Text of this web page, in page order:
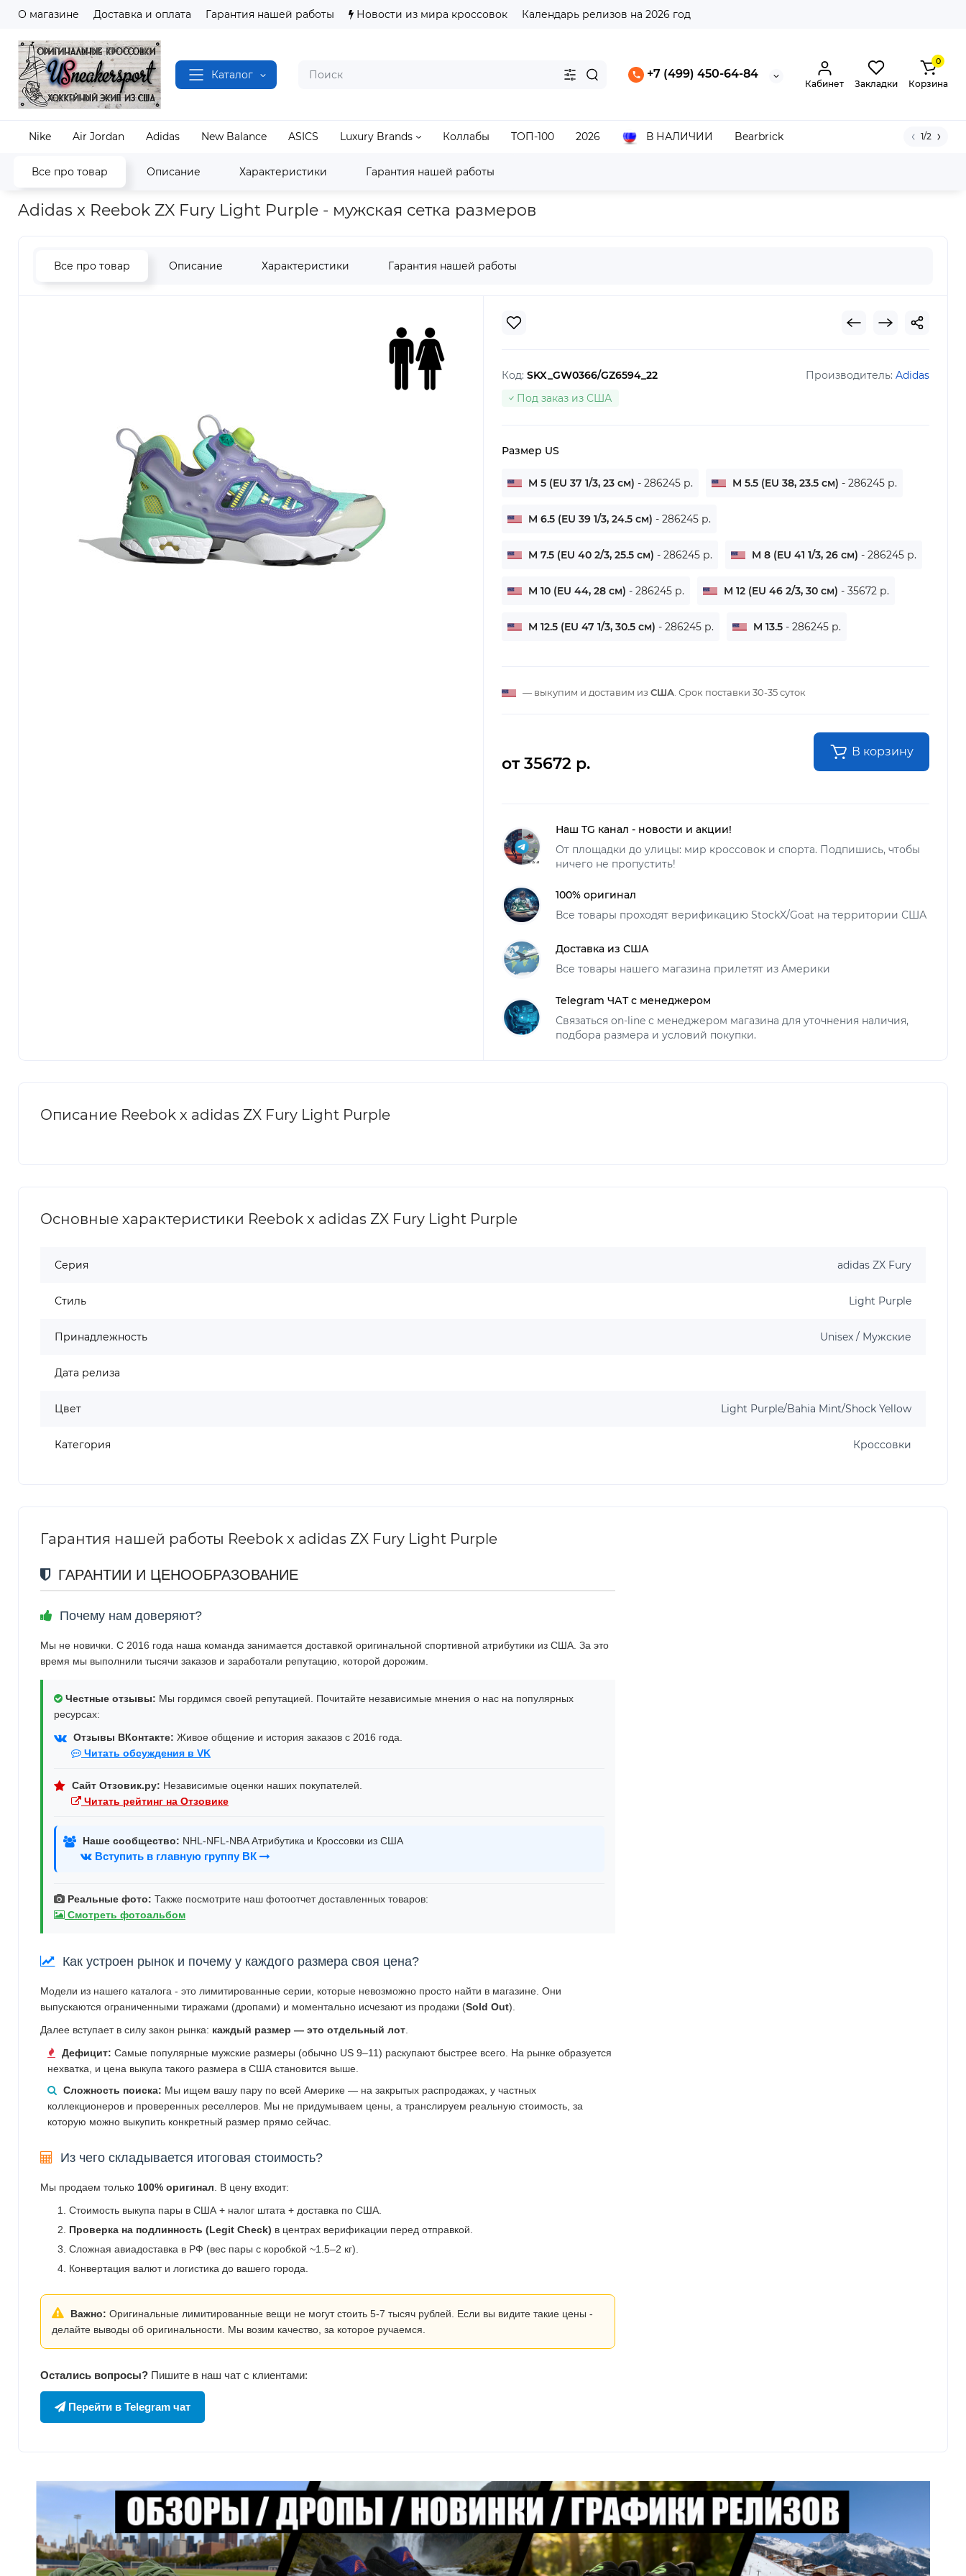
О магазине Доставка и оплата Гарантия нашей работы Новости из мира кроссовок Календарь релизов на 2026 год
Каталог +7 (499) 450-64-84
Кабинет Закладки
0
Корзина
Nike Air Jordan Adidas New Balance ASICS Luxury Brands Коллабы ТОП-100 2026 В НАЛИЧИИ Bearbrick 1/2
Все про товар Описание Характеристики Гарантия нашей работы
Наш магазин Полный каталог кроссовок Reebok Instapump Reebok x adidas ZX Fury Light Purple
Adidas x Reebok ZX Fury Light Purple - мужская сетка размеров
Все про товар Описание Характеристики Гарантия нашей работы
Код: SKX_GW0366/GZ6594_22 Производитель: Adidas
Под заказ из США
Размер US
M 5 (EU 37 1/3, 23 см) - 286245 р. M 5.5 (EU 38, 23.5 см) - 286245 р.
M 6.5 (EU 39 1/3, 24.5 см) - 286245 р.
M 7.5 (EU 40 2/3, 25.5 см) - 286245 р. M 8 (EU 41 1/3, 26 см) - 286245 р.
M 10 (EU 44, 28 см) - 286245 р. M 12 (EU 46 2/3, 30 см) - 35672 р.
M 12.5 (EU 47 1/3, 30.5 см) - 286245 р. M 13.5 - 286245 р.
— выкупим и доставим из США . Срок поставки 30-35 суток
от 35672 р.
В корзину
Наш TG канал - новости и акции!
От площадки до улицы: мир кроссовок и спорта. Подпишись, чтобы
ничего не пропустить!
100% оригинал
Все товары проходят верификацию StockX/Goat на территории США
Доставка из США
Все товары нашего магазина прилетят из Америки
Telegram ЧАТ с менеджером
Связаться on-line с менеджером магазина для уточнения наличия,
подбора размера и условий покупки.
Описание Reebok x adidas ZX Fury Light Purple
Основные характеристики Reebok x adidas ZX Fury Light Purple
Серия adidas ZX Fury
Стиль Light Purple
Принадлежность Unisex / Мужские
Дата релиза
Цвет Light Purple/Bahia Mint/Shock Yellow
Категория Кроссовки
Гарантия нашей работы Reebok x adidas ZX Fury Light Purple
ГАРАНТИИ И ЦЕНООБРАЗОВАНИЕ
Почему нам доверяют?
Мы не новички. С 2016 года наша команда занимается доставкой оригинальной спортивной атрибутики из США. За это
время мы выполнили тысячи заказов и заработали репутацию, которой дорожим.
Честные отзывы: Мы гордимся своей репутацией. Почитайте независимые мнения о нас на популярных
ресурсах:
Отзывы ВКонтакте: Живое общение и история заказов с 2016 года.
Читать обсуждения в VK
Сайт Отзовик.ру: Независимые оценки наших покупателей.
Читать рейтинг на Отзовике
Наше сообщество: NHL-NFL-NBA Атрибутика и Кроссовки из США
Вступить в главную группу ВК
Реальные фото: Также посмотрите наш фотоотчет доставленных товаров:
Смотреть фотоальбом
Как устроен рынок и почему у каждого размера своя цена?
Модели из нашего каталога - это лимитированные серии, которые невозможно просто найти в магазине. Они
выпускаются ограниченными тиражами (дропами) и моментально исчезают из продажи (Sold Out).
Далее вступает в силу закон рынка: каждый размер — это отдельный лот
Дефицит: Самые популярные мужские размеры (обычно US 9–11) раскупают быстрее всего. На рынке образуется
нехватка, и цена выкупа такого размера в США становится выше.
Сложность поиска: Мы ищем вашу пару по всей Америке — на закрытых распродажах, у частных
коллекционеров и проверенных реселлеров. Мы не придумываем цены, а транслируем реальную стоимость, за
которую можно выкупить конкретный размер прямо сейчас.
Из чего складывается итоговая стоимость?
Мы продаем только 100% оригинал . В цену входит:
Стоимость выкупа пары в США + налог штата + доставка по США.
Проверка на подлинность (Legit Check) в центрах верификации перед отправкой.
Сложная авиадоставка в РФ (вес пары с коробкой ~1.5–2 кг).
Конвертация валют и логистика до вашего города.
Важно: Оригинальные лимитированные вещи не могут стоить 5-7 тысяч рублей. Если вы видите такие цены -
делайте выводы об оригинальности. Мы возим качество, за которое ручаемся.
Остались вопросы? Пишите в наш чат с клиентами:
Перейти в Telegram чат